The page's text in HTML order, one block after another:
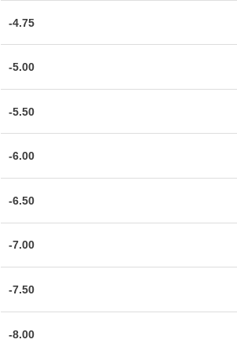
-4.75
-5.00
-5.50
-6.00
-6.50
-7.00
-7.50
-8.00